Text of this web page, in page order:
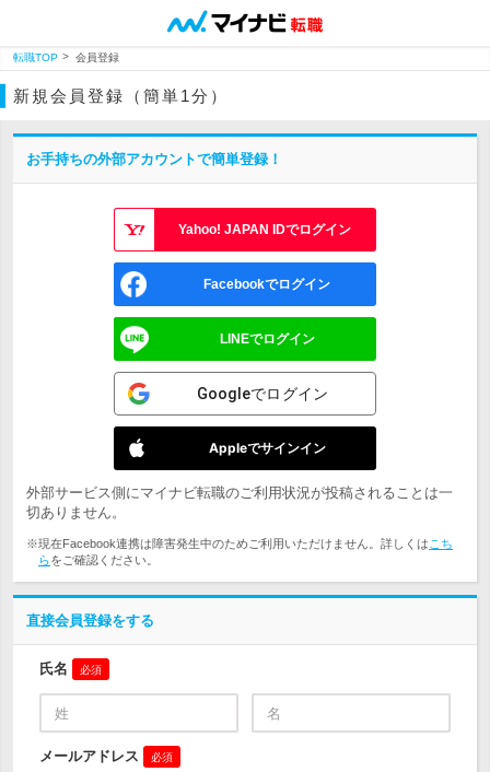
転職TOP 会員登録
新規会員登録（簡単1分）
お手持ちの外部アカウントで簡単登録！
Yahoo! JAPAN IDでログイン
Facebookでログイン
LINEでログイン
Googleでログイン
Appleでサインイン
外部サービス側にマイナビ転職のご利用状況が投稿されることは一
切ありません。
※現在Facebook連携は障害発生中のためご利用いただけません。詳しくは こち
らをご確認ください。
直接会員登録をする
氏名 必須
メールアドレス 必須